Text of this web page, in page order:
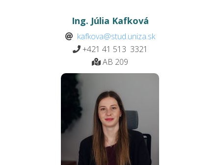
Ing. Júlia Kafková
kafkova@stud.uniza.sk
+421 41 513 3321
AB 209